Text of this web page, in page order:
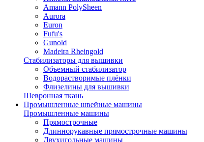
Amann PolySheen
Aurora
Euron
Fufu's
Gunold
Madeira Rheingold
Стабилизаторы для вышивки
Объемный стабилизатор
Водорастворимые плёнки
Флизелины для вышивки
Шевронная ткань
Промышленные швейные машины
Промышленные машины
Прямострочные
Длиннорукавные прямострочные машины
Двухигольные машины